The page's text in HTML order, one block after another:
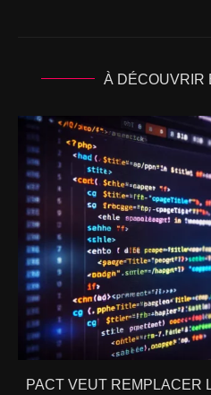
À DÉCOUVRIR
PACT VEUT REMPLACER